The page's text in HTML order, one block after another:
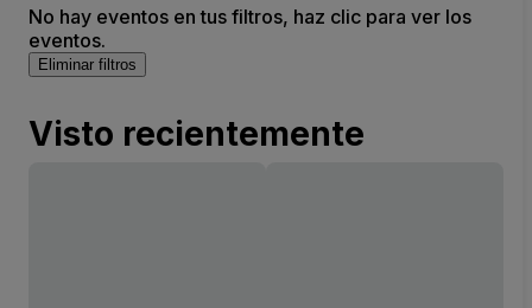
No hay eventos en tus filtros, haz clic para ver los
eventos.
Eliminar filtros
Visto recientemente